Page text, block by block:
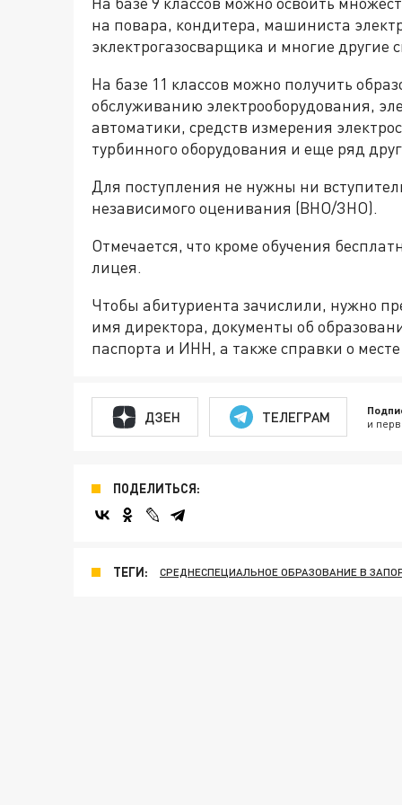
на повара, кондитера, машиниста
эклектрогазосварщика и многие другие
На базе 11 классов можно получить
обслуживанию электрооборудования,
автоматики, средств измерения
турбинного оборудования и еще ряд
Для поступления не нужны ни
независимого оценивания (ВНО/ЗНО).
Отмечается, что кроме обучения
лицея.
Чтобы абитуриента зачислили, нужно
имя директора, документы об
паспорта и ИНН, а также справки о
ДЗЕН ТЕЛЕГРАМ и
ПОДЕЛИТЬСЯ:
ТЕГИ: СРЕДНЕСПЕЦИАЛЬНОЕ ОБРАЗОВАНИЕ В